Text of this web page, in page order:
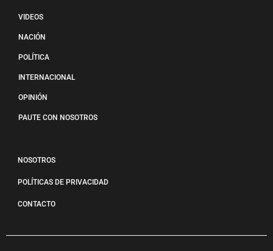
VIDEOS
NACIÓN
POLÍTICA
INTERNACIONAL
OPINIÓN
PAUTE CON NOSOTROS
NOSOTROS
POLÍTICAS DE PRIVACIDAD
CONTACTO